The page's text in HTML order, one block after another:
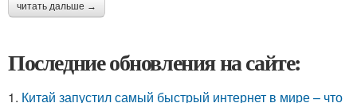
читать дальше →
Последние обновления на сайте:
1. Китай запустил самый быстрый интернет в мире – что